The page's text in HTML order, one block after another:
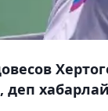
деп